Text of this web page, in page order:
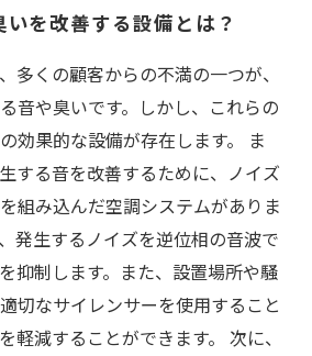
を改善する設備とは？
多くの顧客からの不満の一つが、
音や臭いです。しかし、これらの
効果的な設備が存在します。 ま
する音を改善するために、ノイズ
組み込んだ空調システムがありま
発生するノイズを逆位相の音波で
抑制します。また、設置場所や騒
切なサイレンサーを使用すること
軽減することができます。 次に、